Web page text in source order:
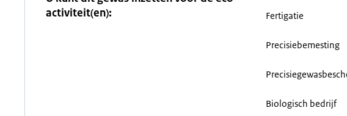
activiteit(en):
Fertigatie
Precisiebemesting
Biologisch bedrijf